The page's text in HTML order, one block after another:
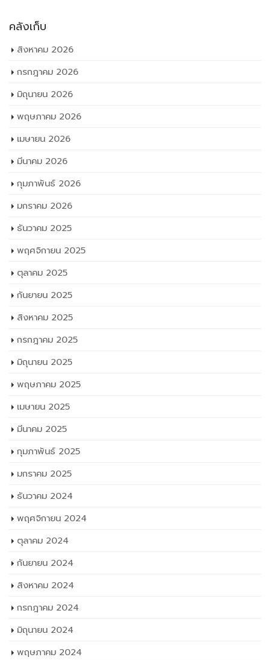
คลังเก็บ
สิงหาคม 2026
กรกฎาคม 2026
มิถุนายน 2026
พฤษภาคม 2026
เมษายน 2026
มีนาคม 2026
กุมภาพันธ์ 2026
มกราคม 2026
ธันวาคม 2025
พฤศจิกายน 2025
ตุลาคม 2025
กันยายน 2025
สิงหาคม 2025
กรกฎาคม 2025
มิถุนายน 2025
พฤษภาคม 2025
เมษายน 2025
มีนาคม 2025
กุมภาพันธ์ 2025
มกราคม 2025
ธันวาคม 2024
พฤศจิกายน 2024
ตุลาคม 2024
กันยายน 2024
สิงหาคม 2024
กรกฎาคม 2024
มิถุนายน 2024
พฤษภาคม 2024